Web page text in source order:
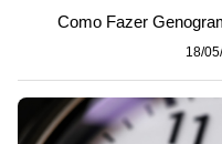
Como Fazer
18/